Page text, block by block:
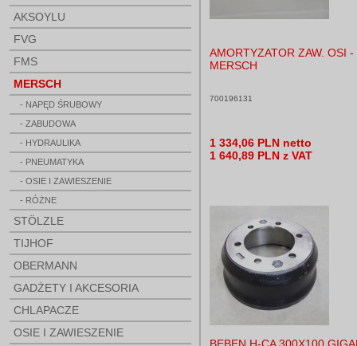
AKSOYLU
FVG
FMS
MERSCH
- NAPĘD ŚRUBOWY
- ZABUDOWA
- HYDRAULIKA
- PNEUMATYKA
- OSIE I ZAWIESZENIE
- RÓŻNE
STÖLZLE
TIJHOF
OBERMANN
GADŻETY I AKCESORIA
CHLAPACZE
OSIE I ZAWIESZENIE
AMORTYZATOR ZAW. OSI -
MERSCH
700196131
1 334,06 PLN netto
1 640,89 PLN z VAT